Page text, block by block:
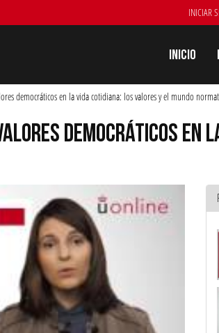
INICIAR
Inicio
democráticos en la vida cotidiana: los valores y el mundo
DEMOCRÁTICOS EN